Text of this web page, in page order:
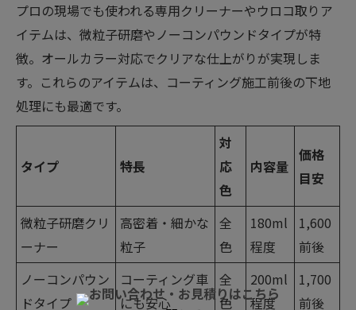
プロの現場でも使われる専用クリーナーやウロコ取りア
イテムは、微粒子研磨やノーコンパウンドタイプが特
徴。オールカラー対応でクリアな仕上がりが実現しま
す。これらのアイテムは、コーティング施工前後の下地
処理にも最適です。
タイプ 特長
対
応
色
内容量
価格
目安
微粒子研磨クリ
ーナー
高密着・細かな
粒子
全
色
180ml
程度
1,600
前後
ノーコンパウン
ドタイプ
コーティング車
にも安心
全
色
200ml
程度
1,700
前後